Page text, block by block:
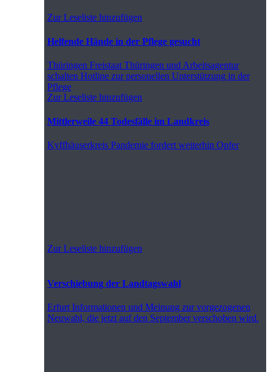
Zur Leseliste hinzufügen
Helfende Hände in der Pflege gesucht
Thüringen Freistaat Thüringen und Arbeitsagentur
schalten Hotline zur personellen Unterstützung in der
Pflege
Zur Leseliste hinzufügen
Mittlerweile 44 Todesfälle im Landkreis
KyffhäuserkreisPandemie fordert weiterhin Opfer
Zur Leseliste hinzufügen
Verschiebung der Landtagswahl
ErfurtInformationen und Meinung zur vorgezogenen
Neuwahl, die jetzt auf den September verschoben wird.